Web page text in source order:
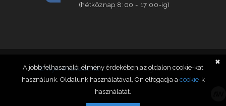
(hétköznap 8:00 - 17:00-ig)
© Nyír-Protect.hu2020. Minden jog fenntartva.
A jobb felhasználói élmény érdekében az oldalon cookie-kat
használunk. Oldalunk használatával, Ön elfogadja a cookie-k
használatát.
✖